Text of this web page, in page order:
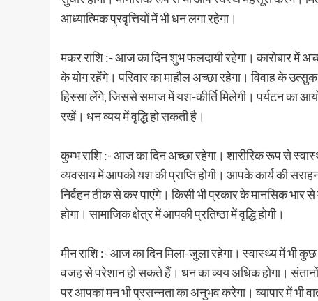
आध्यात्मिक प्रवृत्तियों में भी धन लगा रहेगा।
मकर राशि :- आज का दिन शुभ फलदायी रहेगा। कारोबार में
के योग रहेंगे। परिवार का माहौल अच्छा रहेगा। विवाह के
हिस्सा लेंगे, जिससे समाज में यश-कीर्ति मिलेगी। पर्यटन का
रखें। धन व्यय में वृद्धि हो सकती है।
कुम्भ राशि :- आज का दिन अच्छा रहेगा। शारीरिक रूप से
व्यवसाय में आपको यश की प्राप्ति होगी। आपके कार्य की
निर्वहन ठीक से कर पाएंगे। किसी भी प्रकार के मानसिक भार
होगा। सामाजिक क्षेत्र में आपकी प्रतिष्ठा में वृद्धि होगी।
मीन राशि :- आज का दिन मिला-जुला रहेगा। स्वास्थ्य में भी
वजह से परेशान हो सकते हैं। धन का व्यय अधिक होगा। संतानों
पर आपका मन भी प्रसन्नता का अनुभव करेगा। व्यापार में भी